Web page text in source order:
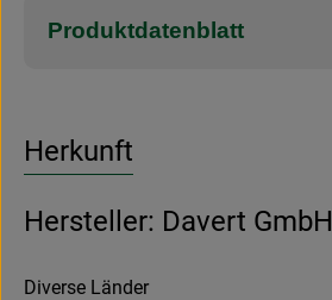
Produktdatenblatt
Herkunft
Hersteller: Davert GmbH
Diverse Länder